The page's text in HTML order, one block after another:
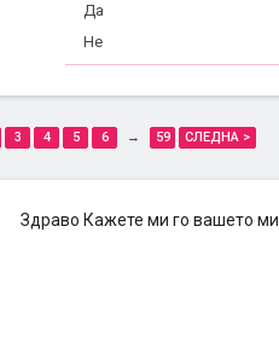
Да
Не
3 4 5 6 → 59 СЛЕДНА >
Здраво Кажете ми го вашето